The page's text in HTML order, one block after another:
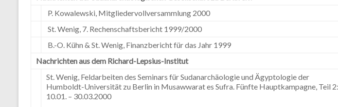
P. Kowalewski, Mitgliedervollversammlung 2000
St. Wenig, 7. Rechenschaftsbericht 1999/2000
B.-O. Kühn & St. Wenig, Finanzbericht für das Jahr 1999
Nachrichten aus dem Richard-Lepsius-Institut
St. Wenig, Feldarbeiten des Seminars für Sudanarchäologie und Ägyptologie der
Humboldt-Universität zu Berlin in Musawwarat es Sufra. Fünfte Hauptkampagne, Teil 2:
10.01. – 30.03.2000